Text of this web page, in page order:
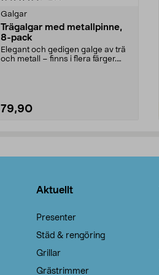
Galgar
Trägalgar med metallpinne,
8-pack
Elegant och gedigen galge av trä
och metall – finns i flera färger.
79,90
Aktuellt
Presenter
Städ & rengöring
Grillar
Grästrimmer